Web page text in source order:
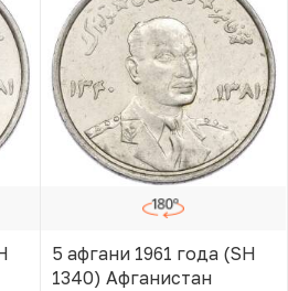
5 афгани 1961 года (SH
1340) Афганистан